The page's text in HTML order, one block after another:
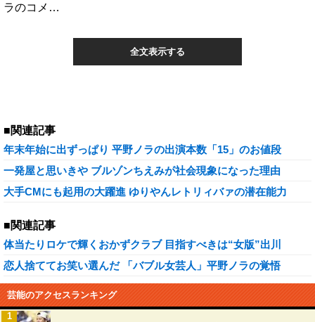
ラのコメ…
全文表示する
■関連記事
年末年始に出ずっぱり 平野ノラの出演本数「15」のお値段
一発屋と思いきや ブルゾンちえみが社会現象になった理由
大手CMにも起用の大躍進 ゆりやんレトリィバァの潜在能力
■関連記事
体当たりロケで輝くおかずクラブ 目指すべきは“女版”出川
恋人捨ててお笑い選んだ 「バブル女芸人」平野ノラの覚悟
芸能のアクセスランキング
1